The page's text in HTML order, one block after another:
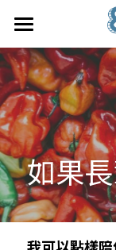
圖冊
Emo 商店
所有商品
情緒蔬菜
關於我們
我們的服務
媒體報導
合作機構
如果
所有商品分